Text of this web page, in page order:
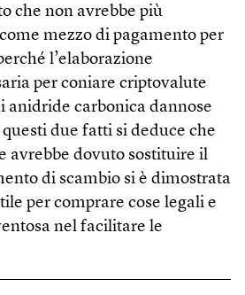
che non avrebbe più
mezzo di pagamento per
l’elaborazione
per coniare criptovalute
anidride carbonica dannose
due fatti si deduce che
avrebbe dovuto sostituire il
di scambio si è dimostrata
per comprare cose legali e
nel facilitare le